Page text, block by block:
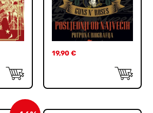
19,90 €